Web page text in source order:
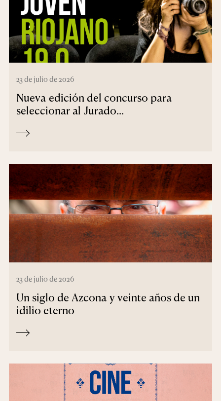
23 de julio de 2026
Nueva edición del concurso para
seleccionar al Jurado...
23 de julio de 2026
Un siglo de Azcona y veinte años de un
idilio eterno